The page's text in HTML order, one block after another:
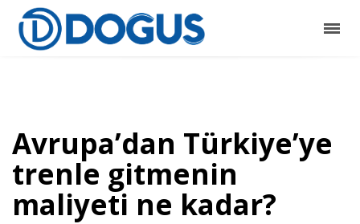
Avrupa’dan Türkiye’ye
trenle gitmenin
maliyeti ne kadar?